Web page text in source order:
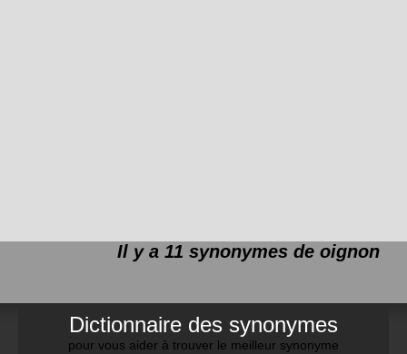
Il y a 11 synonymes de oignon
Dictionnaire des synonymes
pour vous aider à trouver le meilleur synonyme